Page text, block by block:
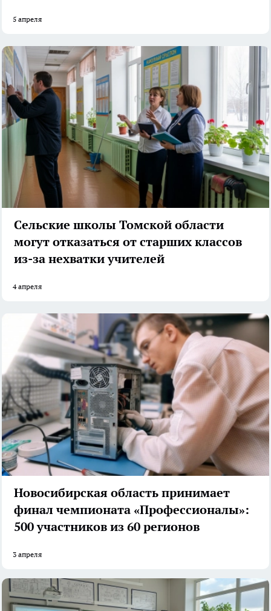
5 апреля
Сельские школы Томской области
могут отказаться от старших классов
из-за нехватки учителей
4 апреля
Новосибирская область принимает
финал чемпионата «Профессионалы»:
500 участников из 60 регионов
3 апреля